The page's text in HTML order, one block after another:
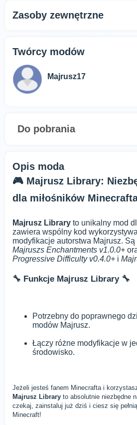
Zasoby zewnętrzne
Twórcy modów
Majrusz17
Do pobrania
Opis moda
🎮 Majrusz Library:
dla miłośników
Majrusz Library to unikalny mod
zawiera wspólny kod
modyfikacje autorstwa Majrusz.
Majruszs Enchantments v1.0.0+
Progressive Difficulty v0.4.0+ i
🔧 Funkcje Majrusz Library 🔧
Potrzebny do poprawnego
modów Majrusz.
Łączy różne modyfikacje w
środowisko.
Jeżeli jesteś fanem Minecrafta i
Majrusz Library to absolutnie niezbędne
czekaj, zainstaluj już dziś i ciesz się
Minecraft!